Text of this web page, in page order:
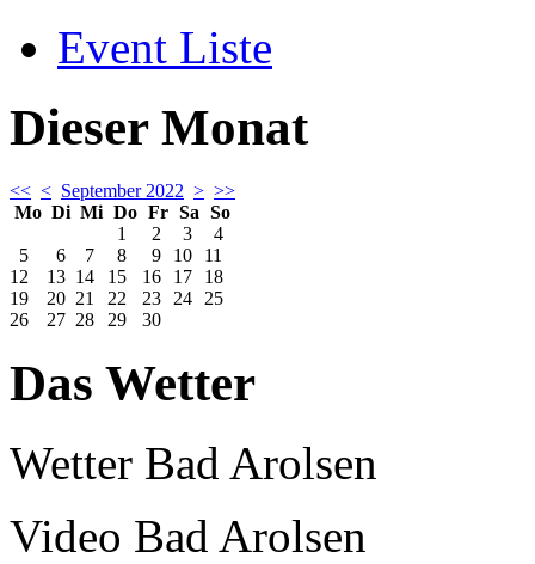
Event Liste
Dieser Monat
<< < September 2022 > >>
Mo Di Mi Do Fr Sa So
1
2 3
4
5
6 7 8 9 10
11
12
13 14 15 16 17
18
19
20 21 22 23 24
25
26
27 28 29 30
Das Wetter
Wetter Bad Arolsen
Video Bad Arolsen